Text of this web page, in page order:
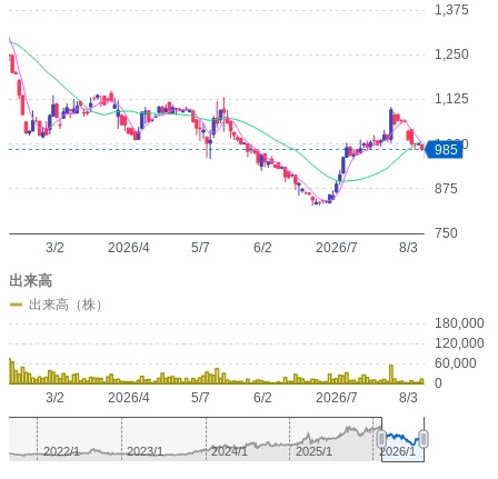
750
875
1,000
1,125
1,250
1,375
2026/4 2026/7
3/2 5/7 6/2 8/3
985
0
60,000
120,000
180,000
2026/4 2026/7
3/2 5/7 6/2 8/3
出来高
出来高（株）
2023/1 2025/1
2022/1 2024/1 2026/1